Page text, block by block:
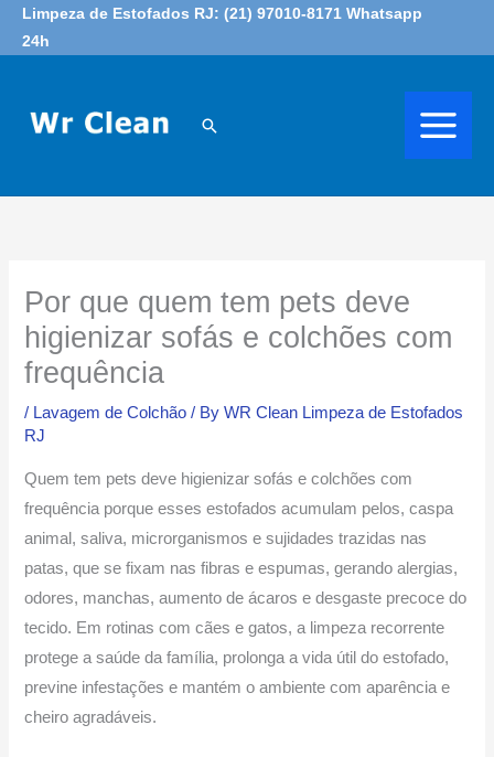
SkipLimpeza de Estofados RJ: (21) 97010-8171 Whatsapp
24h
Search
Por que quem tem pets deve
higienizar sofás e colchões com
frequência
/ Lavagem de Colchão / ByWR Clean Limpeza de Estofados
RJ
Quem tem pets deve higienizar sofás e colchões com
frequência porque esses estofados acumulam pelos, caspa
animal, saliva, microrganismos e sujidades trazidas nas
patas, que se fixam nas fibras e espumas, gerando alergias,
odores, manchas, aumento de ácaros e desgaste precoce do
tecido. Em rotinas com cães e gatos, a limpeza recorrente
protege a saúde da família, prolonga a vida útil do estofado,
previne infestações e mantém o ambiente com aparência e
cheiro agradáveis.